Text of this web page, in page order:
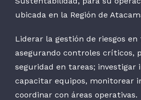
ubicada en la Región de
Liderar la gestión de riesgos en
asegurando controles críticos,
seguridad en tareas; investigar
capacitar equipos, monitorear
coordinar con áreas operativas.